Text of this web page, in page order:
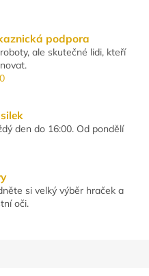
podpora
ale skutečné lidi, kteří
den do 16:00. Od pondělí
si velký výběr hraček a
oči.